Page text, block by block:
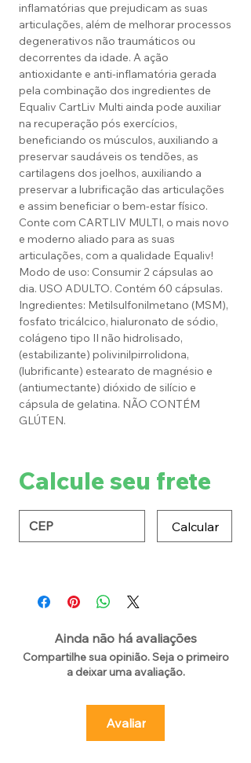
inflamatórias que prejudicam as suas
articulações, além de melhorar processos
degenerativos não traumáticos ou
decorrentes da idade. A ação
antioxidante e anti-inflamatória gerada
pela combinação dos ingredientes de
Equaliv CartLiv Multi ainda pode auxiliar
na recuperação pós exercícios,
beneficiando os músculos, auxiliando a
preservar saudáveis os tendões, as
cartilagens dos joelhos, auxiliando a
preservar a lubrificação das articulações
e assim beneficiar o bem-estar físico.
Conte com CARTLIV MULTI, o mais novo
e moderno aliado para as suas
articulações, com a qualidade Equaliv!
Modo de uso: Consumir 2 cápsulas ao
dia. USO ADULTO. Contém 60 cápsulas.
Ingredientes: Metilsulfonilmetano (MSM),
fosfato tricálcico, hialuronato de sódio,
colágeno tipo II não hidrolisado,
(estabilizante) polivinilpirrolidona,
(lubrificante) estearato de magnésio e
(antiumectante) dióxido de silício e
cápsula de gelatina. NÃO CONTÉM
GLÚTEN.
Calcule seu frete
Calcular
Ainda não há avaliações
Compartilhe sua opinião. Seja o primeiro
a deixar uma avaliação.
Avaliar